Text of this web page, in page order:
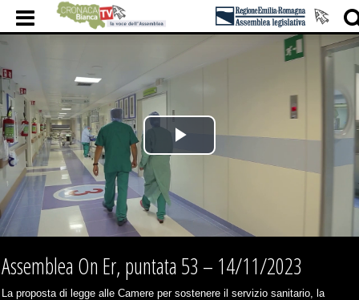
Play
Assemblea On Er, puntata 53 – 14/11/2023
La proposta di legge alle Camere per sostenere il servizio sanitario, la